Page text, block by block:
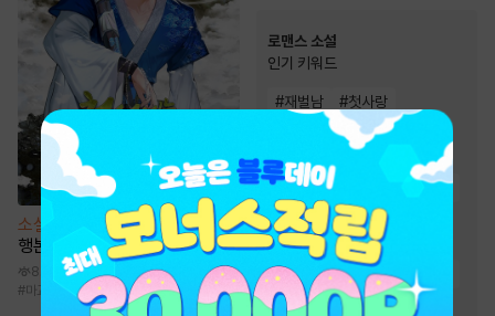
소설
청성에는 천마가 산다 [단
행본]
8.8만
#마교 환생물 # 도사 검객/무사 # 천마
로맨스 소설
인기 키워드
#재벌남 #첫사랑
몸정>맘정 #절륜남
#집착남
상처남
# 순진녀
다정남
#상처녀 #소유욕/집착
#계략남
왕족/귀족
# 능력녀 #순정남 #
능력남
# 재회물 # 고수위